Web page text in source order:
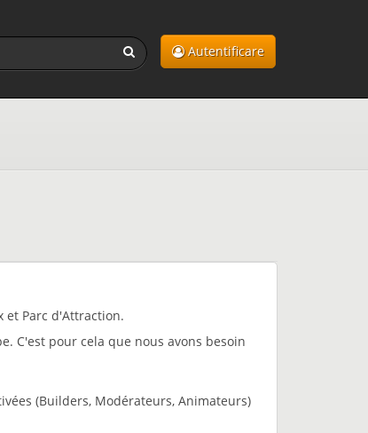
Autentificare
et Parc d'Attraction.
C'est pour cela que nous avons besoin
(Builders, Modérateurs, Animateurs)